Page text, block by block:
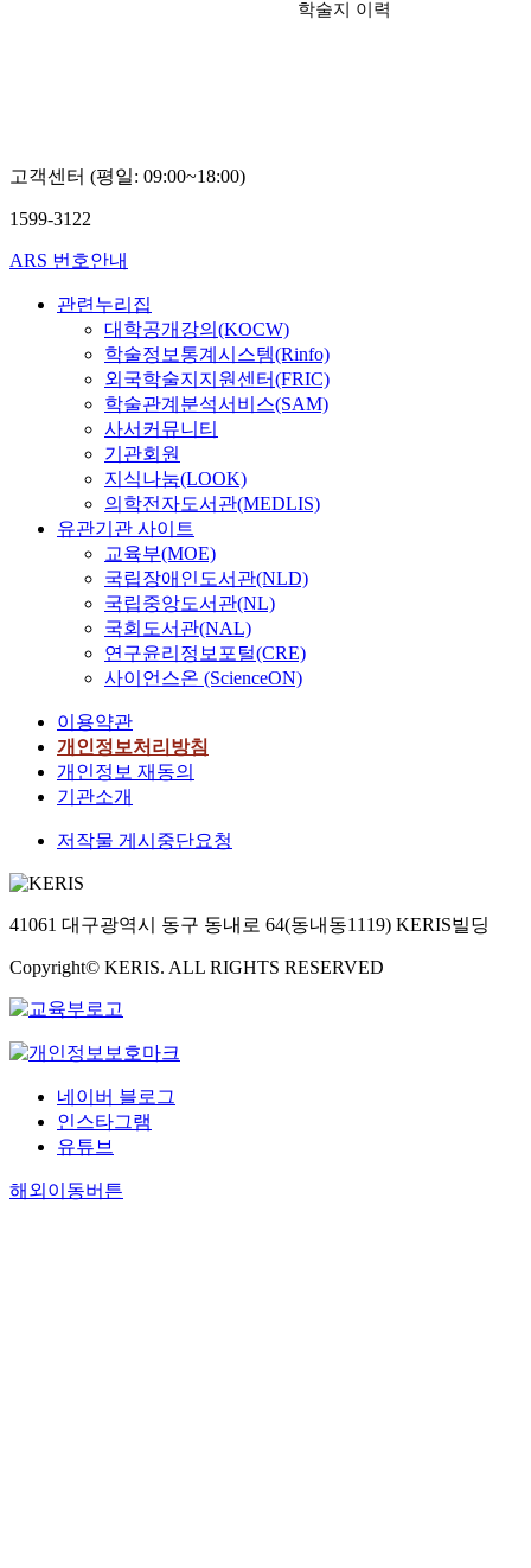
학술지 이력
고객센터 (평일: 09:00~18:00)
1599-3122
ARS 번호안내
관련누리집
대학공개강의(KOCW)
학술정보통계시스템(Rinfo)
외국학술지지원센터(FRIC)
학술관계분석서비스(SAM)
사서커뮤니티
기관회원
지식나눔(LOOK)
의학전자도서관(MEDLIS)
유관기관 사이트
교육부(MOE)
국립장애인도서관(NLD)
국립중앙도서관(NL)
국회도서관(NAL)
연구윤리정보포털(CRE)
사이언스온 (ScienceON)
이용약관
개인정보처리방침
개인정보 재동의
기관소개
저작물 게시중단요청
41061 대구광역시 동구 동내로 64(동내동1119) KERIS빌딩
Copyright© KERIS. ALL RIGHTS RESERVED
네이버 블로그
인스타그램
유튜브
해외이동버튼